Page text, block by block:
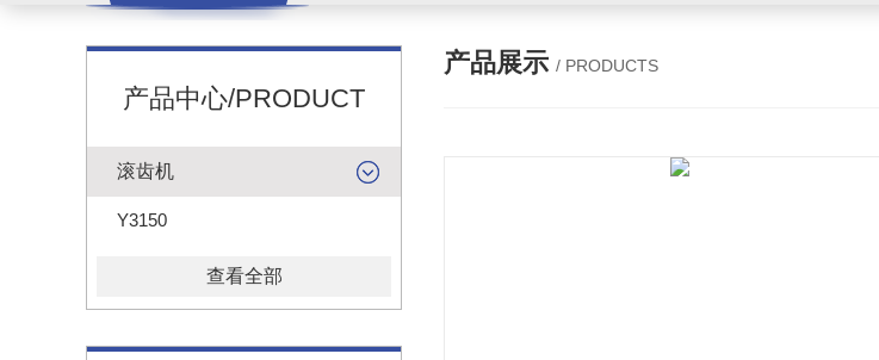
产品中心/PRODUCT
滚齿机
Y3150
查看全部
产品展示 / PRODUCTS